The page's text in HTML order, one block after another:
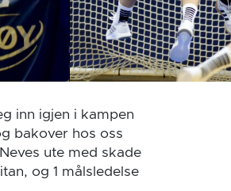
inn igjen i kampen
bakover hos oss
ute med skade
og 1 målsledelse